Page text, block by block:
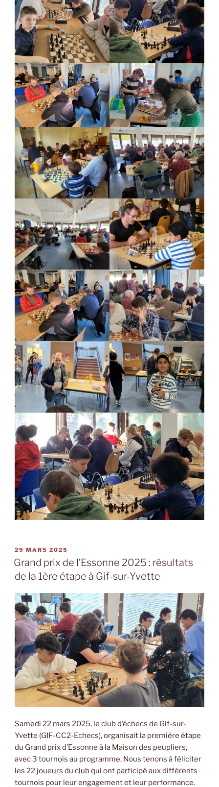
PUBLIÉ
LE
29 MARS 2025
Grand prix de l’Essonne 2025 : résultats
de la 1ère étape à Gif-sur-Yvette
Samedi 22 mars 2025, le club d’échecs de Gif-sur-
Yvette (GIF-CC2-Echecs), organisait la première étape
du Grand prix d’Essonne à la Maison des peupliers,
avec 3 tournois au programme. Nous tenons à féliciter
les 22 joueurs du club qui ont participé aux différents
tournois pour leur engagement et leur performance.